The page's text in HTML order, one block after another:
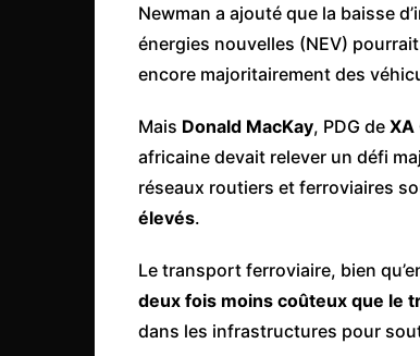
Newman a ajouté que la baisse
énergies nouvelles (NEV)
encore majoritairement des
Mais Donald MacKay, PDG de XA
africaine devait relever un défi
réseaux routiers et ferroviaires
élevés.
Le transport ferroviaire, bien
deux fois moins coûteux que le
dans les infrastructures pour